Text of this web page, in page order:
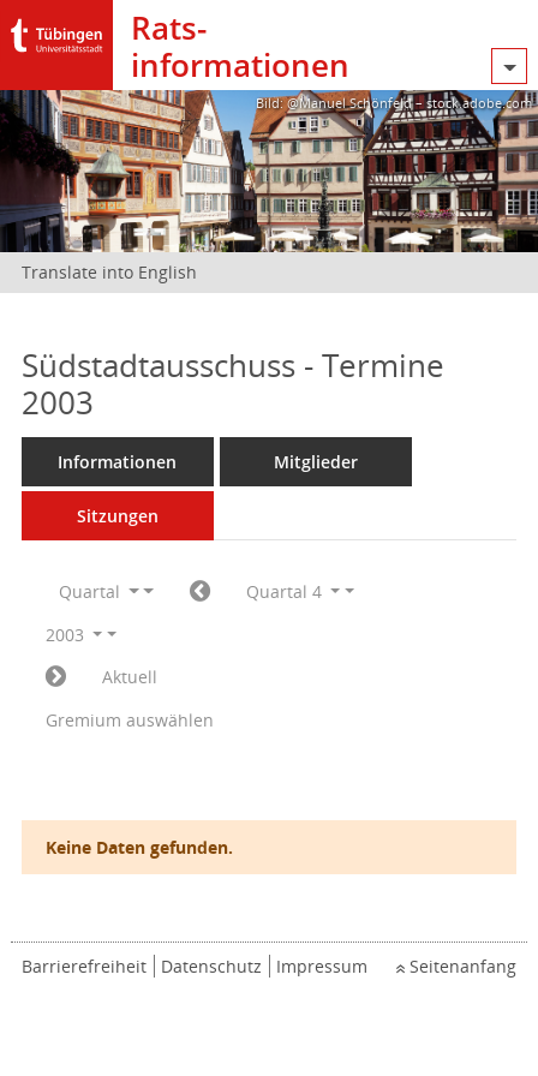
Rats­
informationen
Bild: @Manuel Schönfeld – stock.adobe.com
Translate into English
Südstadtausschuss - Termine
2003
Informationen Mitglieder
Sitzungen
Quartal
Quartal 4
2003
Aktuell
Gremium auswählen
Keine Daten gefunden.
Barrierefreiheit Datenschutz Impressum Seitenanfang